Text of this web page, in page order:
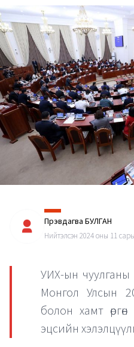
Пүрэвдагва БУЛГАН
Нийтэлсэн 2024 оны 11
УИХ-ын чуулганы
Монгол Улсын
болон хамт
эцсийн